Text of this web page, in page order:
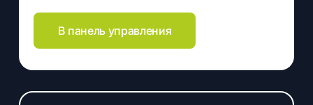
В панель управления